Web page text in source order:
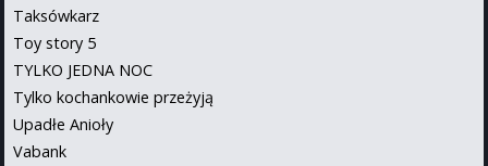
Taksówkarz
Toy story 5
TYLKO JEDNA NOC
Tylko kochankowie przeżyją
Upadłe Anioły
Vabank